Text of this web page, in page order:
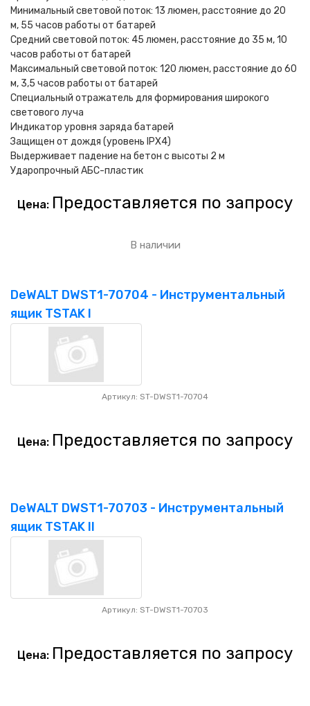
Минимальный световой поток: 13 люмен, расстояние до 20
м, 55 часов работы от батарей
Средний световой поток: 45 люмен, расстояние до 35 м, 10
часов работы от батарей
Максимальный световой поток: 120 люмен, расстояние до 60
м, 3,5 часов работы от батарей
Специальный отражатель для формирования широкого
светового луча
Индикатор уровня заряда батарей
Защищен от дождя (уровень IPX4)
Выдерживает падение на бетон с высоты 2 м
Ударопрочный АБС-пластик
Цена: Предоставляется по запросу
В наличии
DeWALT DWST1-70704 - Инструментальный
ящик TSTAK I
Артикул: ST-DWST1-70704
Цена: Предоставляется по запросу
DeWALT DWST1-70703 - Инструментальный
ящик TSTAK II
Артикул: ST-DWST1-70703
Цена: Предоставляется по запросу